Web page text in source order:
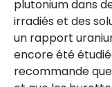
plutonium dans
irradiés et des
un rapport
encore été
recommande